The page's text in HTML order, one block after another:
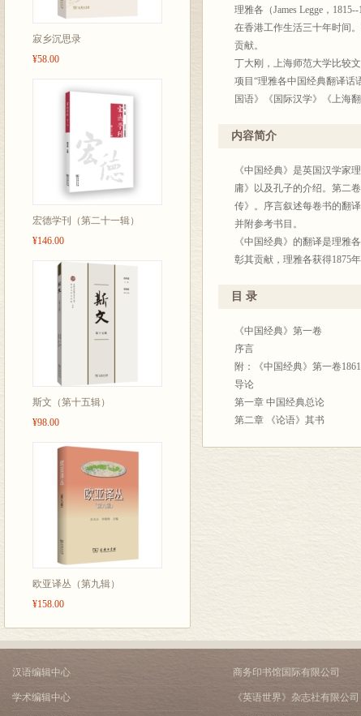
寂乡沉思录
¥58.00
宏德学刊（第二十一辑）
¥146.00
斯文（第十五辑）
¥98.00
欧亚译丛（第九辑）
¥158.00
理雅各（James Legge，
在香港工作生活三十年时间
贡献。
丁大刚，上海师范大学比较
项目“理雅各中国经典翻译话
国语》《国际汉学》《上海
与诠释:理雅各牛津时代思想
内容简介
《中国经典》是英国汉学家
庸》以及孔子的介绍。第二
传》。序言叙述每卷书的翻
并附参考书目。
《中国经典》的翻译是理雅
彰其贡献，理雅各获得1875
目 录
《中国经典》第一卷
序言
附：《中国经典》第一卷
导论
第一章 中国经典总论
第二章 《论语》其书
序言
导论
第二章 《书经》记载内容的
汉语编辑中心
学术编辑中心
商务印书馆国际有限公司
《英语世界》杂志社有限公司